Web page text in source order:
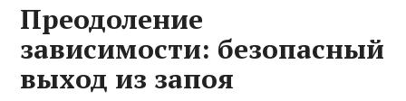
Преодоление
зависимости: безопасный
выход из запоя